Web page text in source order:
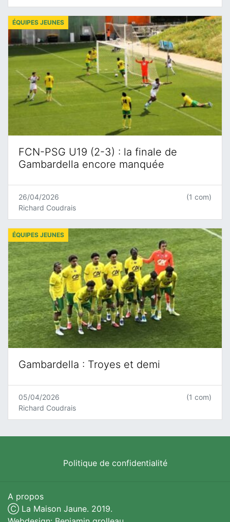
FCN-PSG U19 (2-3) : la finale de
Gambardella encore manquée
ÉQUIPES JEUNES
26/04/2026
Richard Coudrais
(1 com)
Gambardella : Troyes et demi
ÉQUIPES JEUNES
05/04/2026
Richard Coudrais
(1 com)
Politique de confidentialité
A propos
Ⓒ La Maison Jaune. 2019.